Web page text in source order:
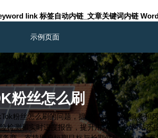
link 标签自动内链_文章关键词内链
示例页面
粉丝怎么刷
粉丝怎么刷的问题，提供自动化刷粉服务
测和实时进度报告，提升用户信心。网站还